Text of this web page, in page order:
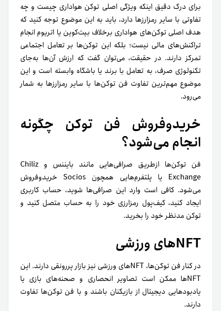
برای درک دقیق اینکه ویژگی اصلی توکن هواداری چیست و چه
تفاوتی با سایر رمزارزها دارد، باید به این موضوع توجه کنید که
هدف اصلی توکن‌های هواداری برخلاف بیت‌کوین یا اتریوم انجام
تراکنش‌های مالی نیست؛ بلکه این توکن‌ها بر تعامل اجتماعی
تمرکز دارند. در حقیقت، می‌توان گفت که ارزش آن‌ها به‌جای
تکنولوژی صرف، به تعامل با برند یا باشگاه وابسته است و این
موضوع مهم‌ترین تفاوت فن توکن‌ها با سایر رمزارزها به شمار
می‌رود.
خریدوفروش فن توکن چگونه
انجام می‌شود؟
فن توکن‌ها ازطریق صرافی‌هایی مانند بایننس و Chiliz
Exchange یا پلتفرم‌هایی همچون Socios خریدوفروش
می‌شود. کافی است وارد این صرافی‌ها شوید، حساب کاربری
ایجاد کنید، کیف‌پول رمزارزی خود را به‌ حساب متصل کنید و
توکن مدنظر خود را بخرید.
NFTهای ورزشی
در کنار فن توکن‌ها، NFTهای ورزشی نیز بازار پررونقی دارند. این
NFTها ممکن است تصاویر انحصاری و صحنه‌های بازی یا
یادبودهایی دیجیتال از بازیکنان باشند و با فن توکن‌ها تفاوت
دارند.